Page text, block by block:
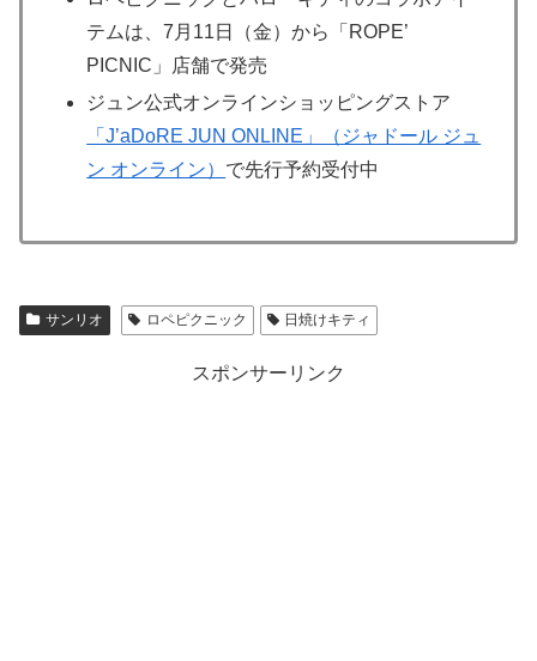
テムは、7月11日（金）から「ROPE’
PICNIC」店舗で発売
ジュン公式オンラインショッピングストア
「J’aDoRE JUN ONLINE」（ジャドール ジュ
ン オンライン） で先行予約受付中
サンリオ ロペピクニック 日焼けキティ
スポンサーリンク